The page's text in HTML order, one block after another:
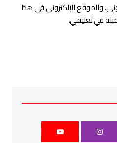
والموقع الإلكتروني في هذا
في تعليقي.